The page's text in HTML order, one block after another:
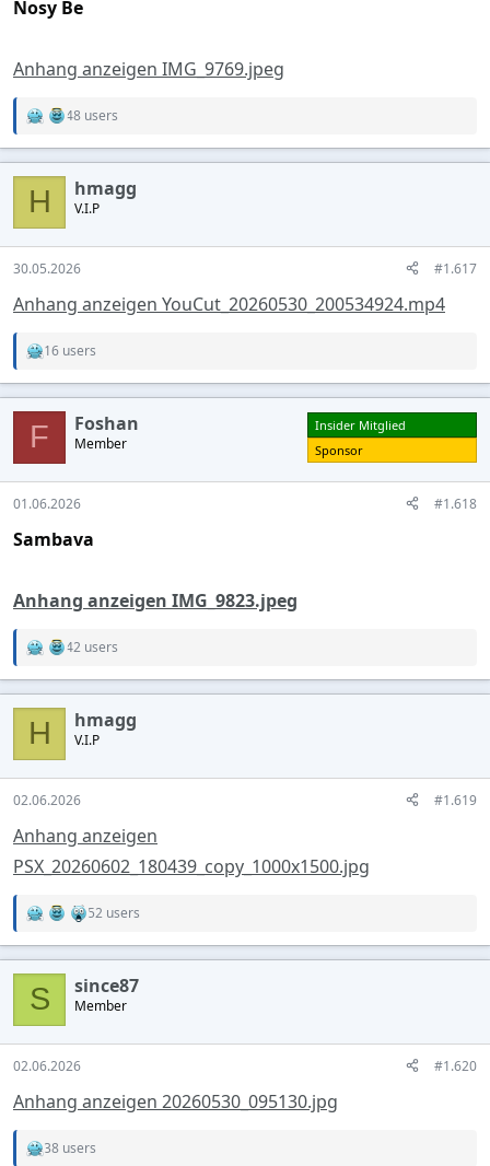
Nosy Be
Anhang anzeigen IMG_9769.jpeg
R
c
o
n
s
:
48 users
H hmagg
V.I.P
30.05.2026 #1.617
Anhang anzeigen YouCut_20260530_200534924.mp4
R
c
o
n
s
:
16 users
F Foshan
Member
Insider Mitglied
Sponsor
01.06.2026 #1.618
Sambava
Anhang anzeigen IMG_9823.jpeg
R
c
o
n
s
:
42 users
H hmagg
V.I.P
02.06.2026 #1.619
Anhang anzeigen
PSX_20260602_180439_copy_1000x1500.jpg
R
c
o
n
s
:
52 users
S since87
Member
02.06.2026 #1.620
Anhang anzeigen 20260530_095130.jpg
R
38 users